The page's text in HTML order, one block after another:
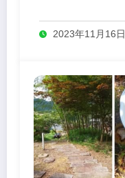
2023年11月16日